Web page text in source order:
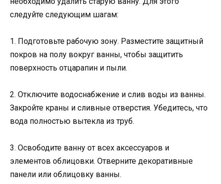
следуйте следующим шагам:
1. Подготовьте рабочую зону. Разместите защитный
покров на полу вокруг ванны, чтобы защитить
поверхность отцарапин и пыли.
2. Отключите водоснабжение и слив воды из ванны.
Закройте краны и сливные отверстия. Убедитесь, что
вода полностью вытекла из труб.
3. Освободите ванну от всех аксессуаров и
элементов облицовки. Отверните декоративные
панели или облицовку ванны.